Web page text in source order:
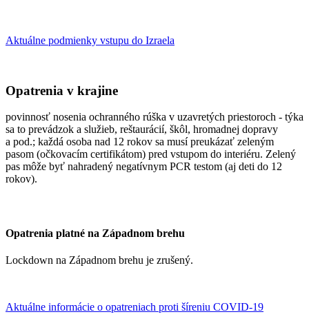
Aktuálne podmienky vstupu do Izraela
Opatrenia v krajine
povinnosť nosenia ochranného rúška v uzavretých priestoroch - týka
sa to prevádzok a služieb, reštaurácií, škôl, hromadnej dopravy
a pod.; každá osoba nad 12 rokov sa musí preukázať zeleným
pasom (očkovacím certifikátom) pred vstupom do interiéru. Zelený
pas môže byť nahradený negatívnym PCR testom (aj deti do 12
rokov).
Opatrenia platné na Západnom brehu
Lockdown na Západnom brehu je zrušený.
Aktuálne informácie o opatreniach proti šíreniu COVID-19